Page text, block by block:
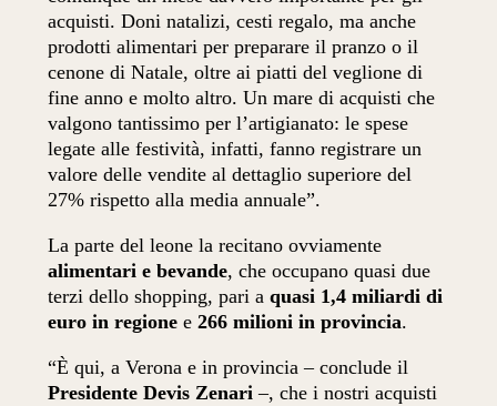
acquisti. Doni natalizi, cesti regalo, ma anche
prodotti alimentari per preparare il pranzo o il
cenone di Natale, oltre ai piatti del veglione di
fine anno e molto altro. Un mare di acquisti che
valgono tantissimo per l’artigianato: le spese
legate alle festività, infatti, fanno registrare un
valore delle vendite al dettaglio superiore del
27% rispetto alla media annuale”.
La parte del leone la recitano ovviamente
alimentari e bevande, che occupano quasi due
terzi dello shopping, pari aquasi 1,4 miliardi di
euro in regione e266 milioni in provincia.
“È qui, a Verona e in provincia ­– conclude il
Presidente Devis Zenari –, che i nostri acquisti